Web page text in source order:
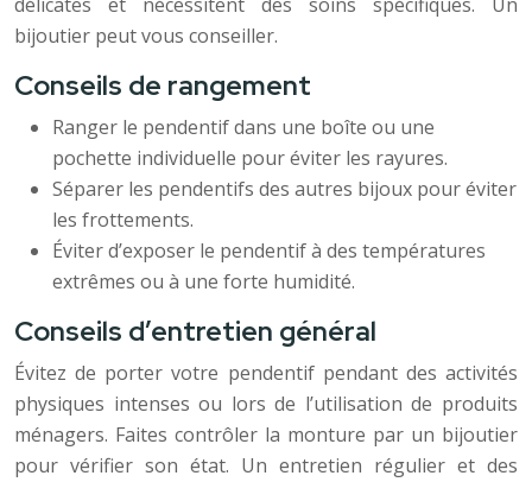
bijoutier peut vous conseiller.
Conseils de rangement
Ranger le pendentif dans une boîte ou une
pochette individuelle pour éviter les rayures.
Séparer les pendentifs des autres bijoux pour éviter
les frottements.
Éviter d’exposer le pendentif à des températures
extrêmes ou à une forte humidité.
Conseils d’entretien général
Évitez de porter votre pendentif pendant des activités
physiques intenses ou lors de l’utilisation de produits
ménagers. Faites contrôler la monture par un bijoutier
pour vérifier son état. Un entretien régulier et des